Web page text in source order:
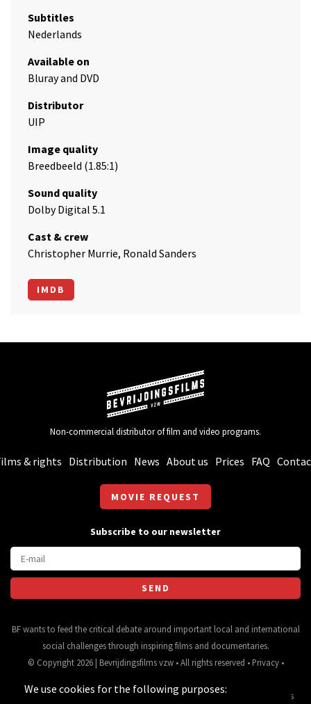
Subtitles
Nederlands
Available on
Bluray and DVD
Distributor
UIP
Image quality
Breedbeeld (1.85:1)
Sound quality
Dolby Digital 5.1
Cast & crew
Christopher Murrie, Ronald Sanders
IMDB
Non-commercial distributor of film and video programs.
& rights Distribution News About us Prices FAQ
MOVIE REQUEST
Subscribe to our newsletter
BF wants to feed the critical debate around important local and international
social challenges through inspiring films and documentaries.
© Copyright 2026 | Bevrijdingsfilms vzw • All rights reserved • Privacy•
Nimbu. Source for movie data and images: General terms
We use cookies for the following purposes: